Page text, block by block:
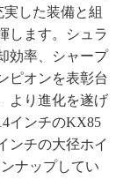
した装備と組
します。シュラ
効率、シャープ
ピオンを表彰台
より進化を遂げ
インチのKX85
ンチの大径ホイ
ナップしてい